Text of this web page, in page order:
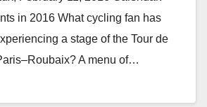
in 2016 What cycling fan has
a stage of the Tour de
A menu of…